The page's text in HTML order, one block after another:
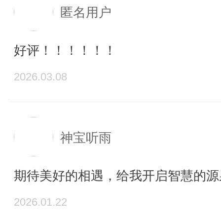
匿名用户
好评！！！！！！
2026.03.08
神宝听雨
期待美好的相遇，给我开启智慧的
2026.01.22